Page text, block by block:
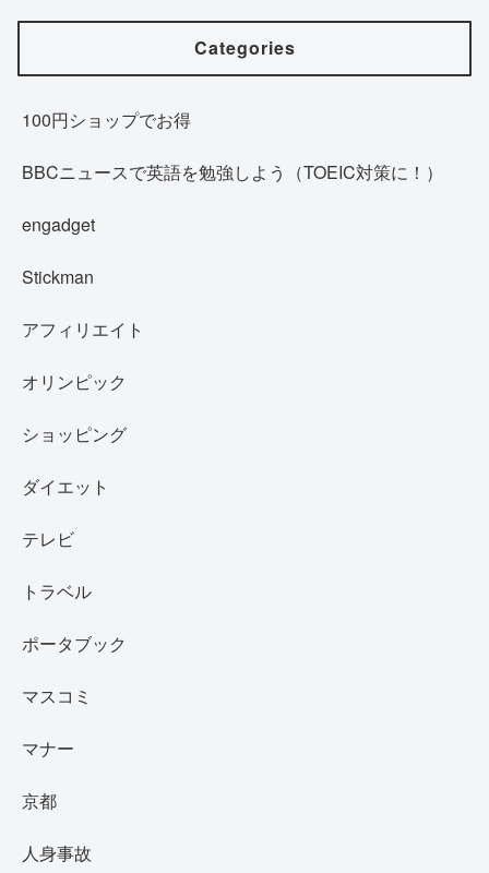
Categories
100円ショップでお得
BBCニュースで英語を勉強しよう（TOEIC対策に！）
engadget
Stickman
アフィリエイト
オリンピック
ショッピング
ダイエット
テレビ
トラベル
ポータブック
マスコミ
マナー
京都
人身事故